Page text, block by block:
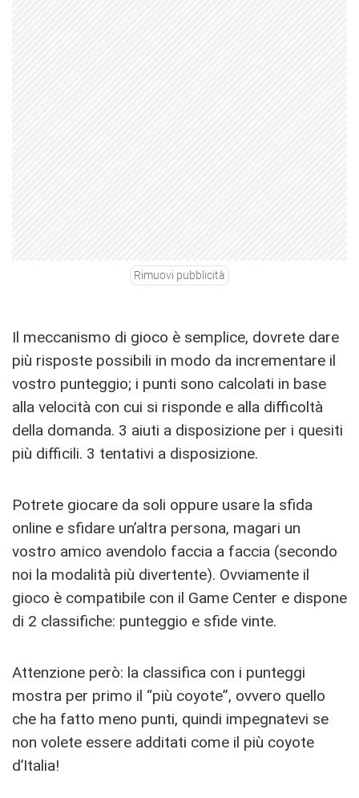
Rimuovi pubblicità
Il meccanismo di gioco è semplice, dovrete dare
più risposte possibili in modo da incrementare il
vostro punteggio; i punti sono calcolati in base
alla velocità con cui si risponde e alla difficoltà
della domanda. 3 aiuti a disposizione per i quesiti
più difficili. 3 tentativi a disposizione.
Potrete giocare da soli oppure usare la sfida
online e sfidare un’altra persona, magari un
vostro amico avendolo faccia a faccia (secondo
noi la modalità più divertente). Ovviamente il
gioco è compatibile con il Game Center e dispone
di 2 classifiche: punteggio e sfide vinte.
Attenzione però: la classifica con i punteggi
mostra per primo il “più coyote”, ovvero quello
che ha fatto meno punti, quindi impegnatevi se
non volete essere additati come il più coyote
d’Italia!